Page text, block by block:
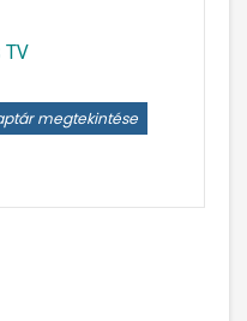
megtekintése